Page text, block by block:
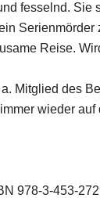
fesselnd.
Reise.
Mitglied des
wieder
978-3-453-